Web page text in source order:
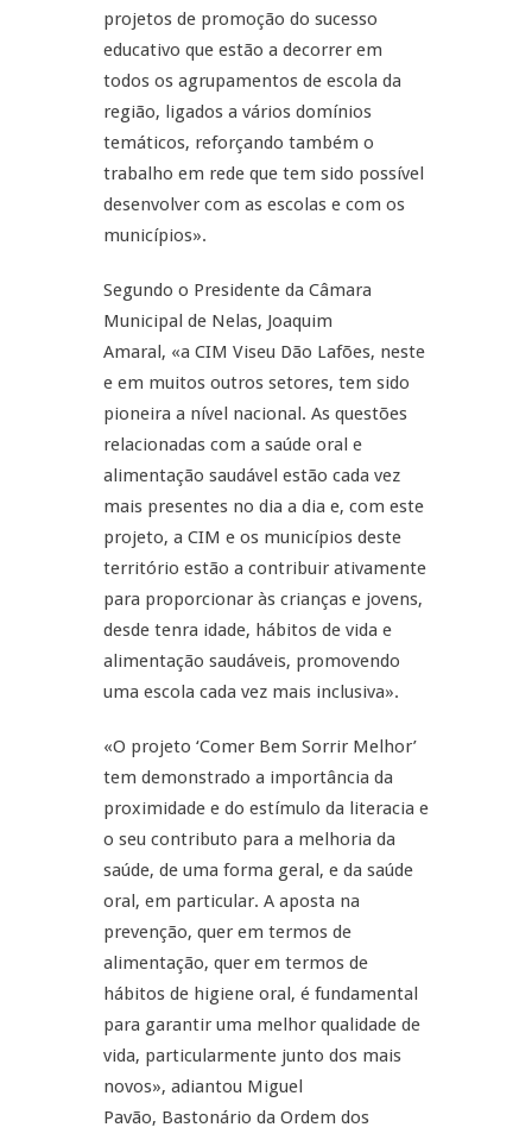
projetos de promoção do sucesso
educativo que estão a decorrer em
todos os agrupamentos de escola da
região, ligados a vários domínios
temáticos, reforçando também o
trabalho em rede que tem sido possível
desenvolver com as escolas e com os
municípios».
Segundo o Presidente da Câmara
Municipal de Nelas, Joaquim
Amaral, «a CIM Viseu Dão Lafões, neste
e em muitos outros setores, tem sido
pioneira a nível nacional. As questões
relacionadas com a saúde oral e
alimentação saudável estão cada vez
mais presentes no dia a dia e, com este
projeto, a CIM e os municípios deste
território estão a contribuir ativamente
para proporcionar às crianças e jovens,
desde tenra idade, hábitos de vida e
alimentação saudáveis, promovendo
uma escola cada vez mais inclusiva».
«O projeto ‘Comer Bem Sorrir Melhor’
tem demonstrado a importância da
proximidade e do estímulo da literacia e
o seu contributo para a melhoria da
saúde, de uma forma geral, e da saúde
oral, em particular. A aposta na
prevenção, quer em termos de
alimentação, quer em termos de
hábitos de higiene oral, é fundamental
para garantir uma melhor qualidade de
vida, particularmente junto dos mais
novos», adiantou Miguel
Pavão, Bastonário da Ordem dos